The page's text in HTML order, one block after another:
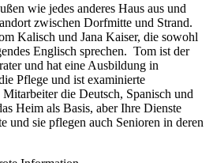
wie jedes anderes Haus aus und
zwischen Dorfmitte und Strand.
Kalisch und Jana Kaiser, die sowohl
Englisch sprechen. Tom ist der
und hat eine Ausbildung in
Pflege und ist examinierte
die Deutsch, Spanisch und
Heim als Basis, aber Ihre Dienste
und sie pflegen auch Senioren in deren